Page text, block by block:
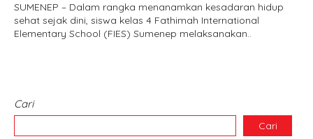
SUMENEP – Dalam rangka menanamkan kesadaran hidup
sehat sejak dini, siswa kelas 4 Fathimah International
Elementary School (FIES) Sumenep melaksanakan..
Cari
Cari